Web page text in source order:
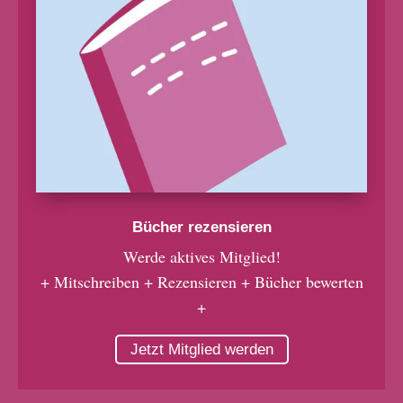
Bücher rezensieren
Werde aktives Mitglied!
+ Mitschreiben + Rezensieren + Bücher bewerten
+
Jetzt Mitglied werden